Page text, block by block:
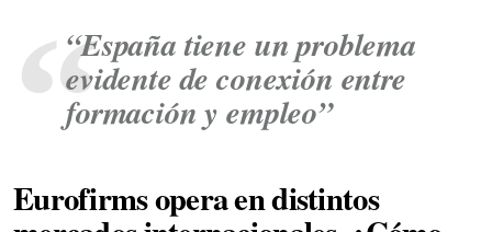
“España tiene un problema
evidente de conexión entre
formación y empleo”
Eurofirms opera en distintos